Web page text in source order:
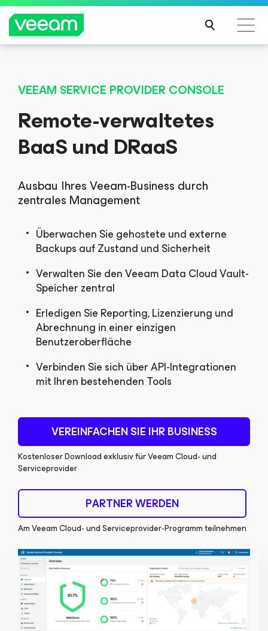
Update von CrowdStrike betroffen sind
R
ERFA
HRE
VEEAM SERVICE PROVIDER CONSOLE
Remote-verwaltetes
BaaS und DRaaS
Ausbau Ihres Veeam-Business durch
zentrales Management
Überwachen Sie gehostete und externe
Backups auf Zustand und Sicherheit
Verwalten Sie den Veeam Data Cloud Vault-
Speicher zentral
Erledigen Sie Reporting, Lizenzierung und
Abrechnung in einer einzigen
Benutzeroberfläche
Verbinden Sie sich über API-Integrationen
mit Ihren bestehenden Tools
VEREINFACHEN SIE IHR BUSINESS
Kostenloser Download exklusiv für Veeam Cloud- und
Serviceprovider
PARTNER WERDEN
Am Veeam Cloud- und Serviceprovider-Programm teilnehmen